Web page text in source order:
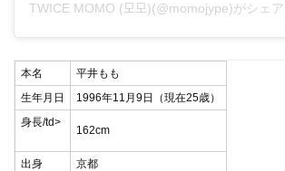
TWICE MOMO (모모)(@momojype)がシェ
本名
平井もも
生年月日
1996年11月9日（現在25歳）
身長/td>
162cm
出身 京都